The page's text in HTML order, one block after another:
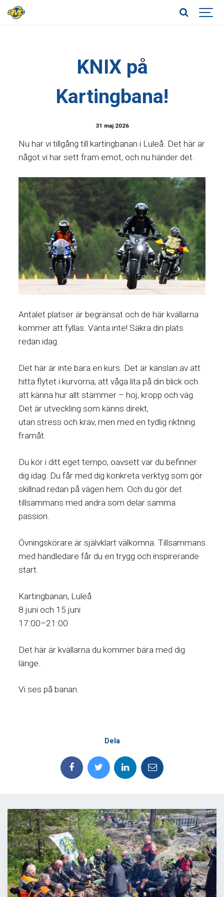
KNIX på
Kartingbana!
31 maj 2026
Nu har vi tillgång till kartingbanan i Luleå. Det här är
något vi har sett fram emot, och nu händer det.
Antalet platser är begränsat och de här kvällarna
kommer att fyllas. Vänta inte! Säkra din plats
redan idag.
Det här är inte bara en kurs. Det är känslan av att
hitta flytet i kurvorna, att våga lita på din blick och
att känna hur allt stämmer – hoj, kropp och väg.
Det är utveckling som känns direkt,
utan stress och krav, men med en tydlig riktning
framåt.
Du kör i ditt eget tempo, oavsett var du befinner
dig idag. Du får med dig konkreta verktyg som gör
skillnad redan på vägen hem. Och du gör det
tillsammans med andra som delar samma
passion.
Övningskörare är självklart välkomna. Tillsammans
med handledare får du en trygg och inspirerande
start.
Kartingbanan, Luleå
8 juni och 15 juni
17:00–21:00
Det här är kvällarna du kommer bära med dig
länge.
Vi ses på banan.
Dela